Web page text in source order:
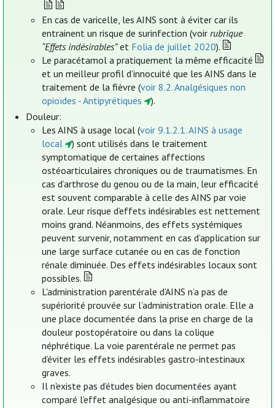
En cas de varicelle, les AINS sont à éviter car ils
entrainent un risque de surinfection (voirrubrique
“Effets indésirables”et Folia de juillet 2020).
Le paracétamol a pratiquement la même efficacité
et un meilleur profil d’innocuité que les AINS dans le
traitement de la fièvre (voir 8.2. Analgésiques non
opioïdes - Antipyrétiques
).
Douleur:
Les AINS à usage local (voir 9.1.2.1. AINS à usage
local
) sont utilisés dans le traitement
symptomatique de certaines affections
ostéoarticulaires chroniques ou de traumatismes. En
cas d’arthrose du genou ou de la main, leur efficacité
est souvent comparable à celle des AINS par voie
orale. Leur risque d’effets indésirables est nettement
moins grand. Néanmoins, des effets systémiques
peuvent survenir, notamment en cas d’application sur
une large surface cutanée ou en cas de fonction
rénale diminuée. Des effets indésirables locaux sont
possibles.
L'administration parentérale d'AINS n’a pas de
supériorité prouvée sur l’administration orale. Elle a
une place documentée dans la prise en charge de la
douleur postopératoire ou dans la colique
néphrétique. La voie parentérale ne permet pas
d’éviter les effets indésirables gastro-intestinaux
graves.
Il n'existe pas d’études bien documentées ayant
comparé l’effet analgésique ou anti-inflammatoire